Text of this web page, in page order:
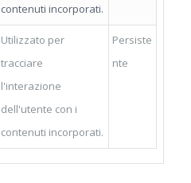
contenuti incorporati.
Utilizzato per
tracciare
l'interazione
dell'utente con i
contenuti incorporati.
Persiste
nte